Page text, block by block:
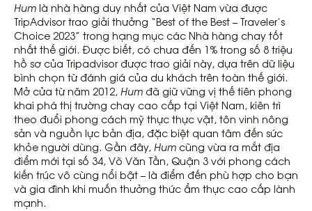
Hum là nhà hàng duy nhất của Việt Nam vừa được
TripAdvisor trao giải thưởng “Best of the Best – Traveler’s
Choice 2023” trong hạng mục các Nhà hàng chay tốt
nhất thế giới. Được biết, có chưa đến 1% trong số 8 triệu
hồ sơ của Tripadvisor được trao giải này, dựa trên dữ liệu
bình chọn từ đánh giá của du khách trên toàn thế giới.
Mở cửa từ năm 2012, Hum đã giữ vững vị thế tiên phong
khai phá thị trường chay cao cấp tại Việt Nam, kiên trì
theo đuổi phong cách mỹ thực thực vật, tôn vinh nông
sản và nguồn lực bản địa, đặc biệt quan tâm đến sức
khỏe người dùng. Gần đây, Hum cũng vừa ra mắt địa
điểm mới tại số 34, Võ Văn Tần, Quận 3 với phong cách
kiến trúc vô cùng nổi bật – là điểm đến phù hợp cho bạn
và gia đình khi muốn thưởng thức ẩm thực cao cấp lành
mạnh.